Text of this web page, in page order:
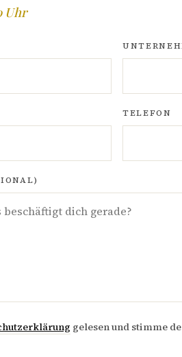
Uhr
TELEFON
gelesen und stimme